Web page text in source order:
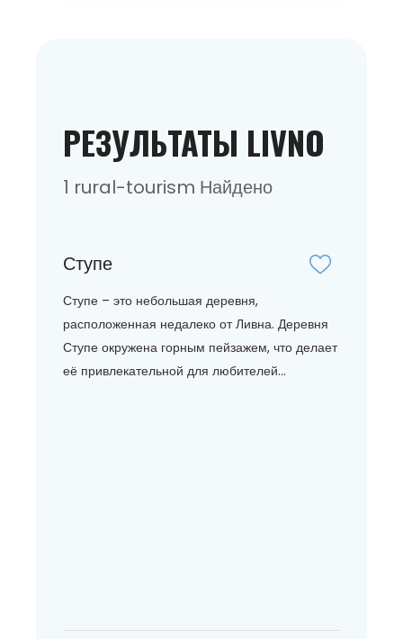
РЕЗУЛЬТАТЫ LIVNO
1 rural-tourism Найдено
Ступе
Ступе – это небольшая деревня,
расположенная недалеко от Ливна. Деревня
Ступе окружена горным пейзажем, что делает
её привлекательной для любителей...